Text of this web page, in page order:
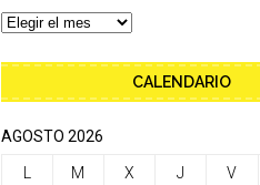
CALENDARIO
AGOSTO 2026
M X J V